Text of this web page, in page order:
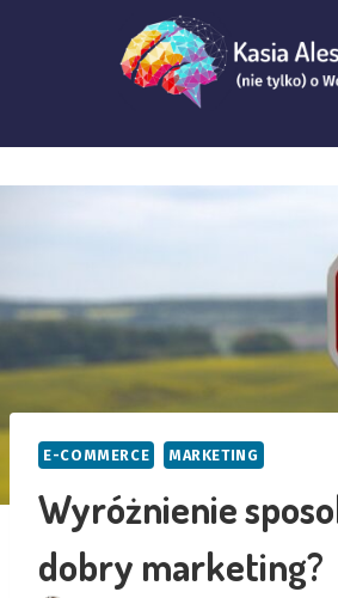
E-COMMERCE MARKETING
Wyróżnienie
dobry marketing?